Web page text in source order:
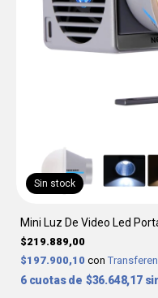
Sin stock
Mini Luz De Video Led
$219.889,00
$197.900,10 con
6 $36.648,17